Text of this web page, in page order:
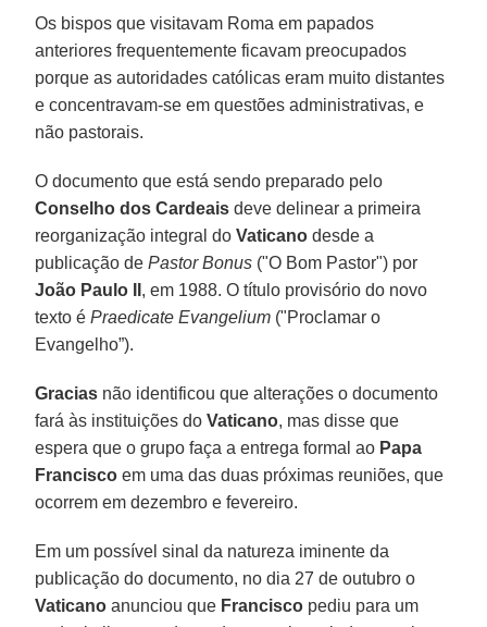
Os bispos que visitavam Roma em papados
anteriores frequentemente ficavam preocupados
porque as autoridades católicas eram muito distantes
e concentravam-se em questões administrativas, e
não pastorais.
O documento que está sendo preparado pelo
Conselho dos Cardeais deve delinear a primeira
reorganização integral doVaticano desde a
publicação dePastor Bonus ("O Bom Pastor") por
João Paulo II , em 1988. O título provisório do novo
texto éPraedicate Evangelium ("Proclamar o
Evangelho”).
Gracias não identificou que alterações o documento
fará às instituições doVaticano, mas disse que
espera que o grupo faça a entrega formal ao Papa
Francisco em uma das duas próximas reuniões, que
ocorrem em dezembro e fevereiro.
Em um possível sinal da natureza iminente da
publicação do documento, no dia 27 de outubro o
Vaticano anunciou que Francisco pediu para um